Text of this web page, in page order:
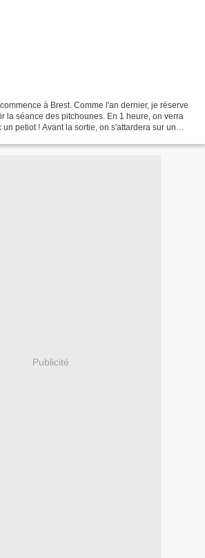
à Brest. Comme l'an dernier, je réserve
la séance des pitchounes. En 1 heure, on verra
petiot ! Avant la sortie, on s'attardera sur un
Publicité